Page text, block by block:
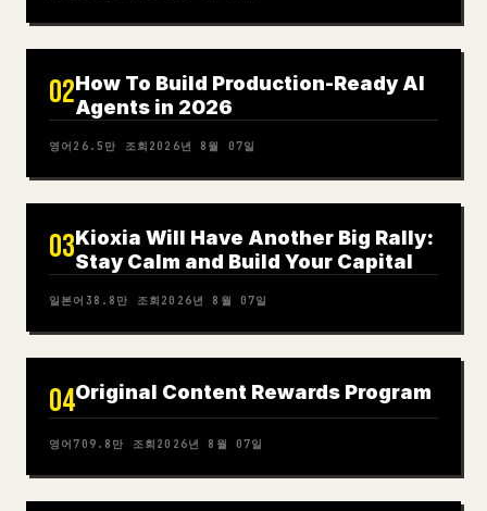
02How To Build Production-Ready AI
Agents in 2026
영어 26.5만 조회 2026년 8월 07일
03Kioxia Will Have Another Big Rally:
Stay Calm and Build Your Capital
일본어 38.8만 조회 2026년 8월 07일
04Original Content Rewards Program
영어709.8만 조회 2026년 8월 07일